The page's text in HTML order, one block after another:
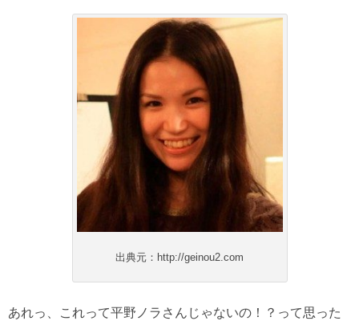
出典元：http://geinou2.com
あれっ、これって平野ノラさんじゃないの！？って思った